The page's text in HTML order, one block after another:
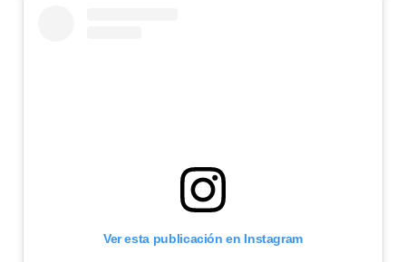
Ver esta publicación en Instagram